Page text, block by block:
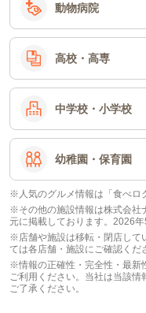
動物病院
高校・高専
中学校・小学校
幼稚園・保育園
※人気のグルメ情報は「食べロ
※その他の施設情報は株式会社
元に掲載しております。2026
※店舗や施設は移転・閉店して
ては各店舗・施設にご確認くだ
※情報の正確性・完全性・最新
ご利用ください。当社は当該
ご了承ください。